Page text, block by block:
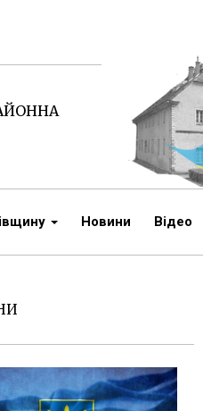
Новини Відео